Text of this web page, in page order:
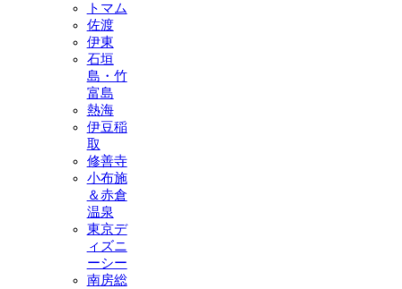
トマム
佐渡
伊東
石垣
島・竹
富島
熱海
伊豆稲
取
修善寺
小布施
＆赤倉
温泉
東京デ
ィズニ
ーシー
南房総